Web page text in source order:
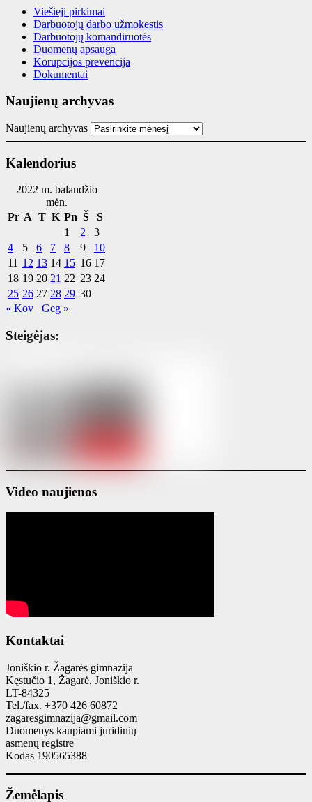
Viešieji pirkimai
Darbuotojų darbo užmokestis
Darbuotojų komandiruotės
Duomenų apsauga
Korupcijos prevencija
Dokumentai
Naujienų archyvas
Naujienų archyvas
Kalendorius
2022 m. balandžio
mėn.
Pr A T K Pn Š
S
1
2
3
4
5 6 7 8 9
10
11 12 13 14 15 16 17
18 19 20 21 22 23 24
25 26 27 28 29 30
« Kov
Geg »
Steigėjas:
Video naujienos
Kontaktai
Joniškio r. Žagarės gimnazija
Kęstučio 1, Žagarė, Joniškio r.
LT-84325
Tel./fax. +370 426 60872
zagaresgimnazija@gmail.com
Duomenys kaupiami juridinių
asmenų registre
Kodas 190565388
Žemėlapis